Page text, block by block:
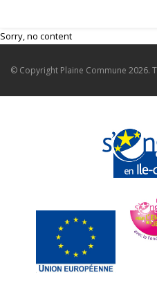
Sorry, no content
© Copyright Plaine Commune 2026.